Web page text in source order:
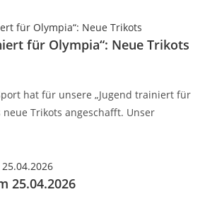
für Olympia“: Neue Trikots
hat für unsere „Jugend trainiert für
neue Trikots angeschafft. Unser
25.04.2026